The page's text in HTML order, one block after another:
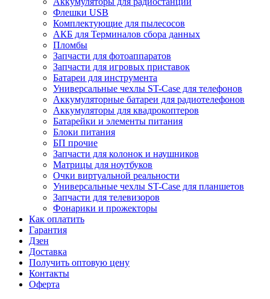
Флешки USB
Комплектующие для пылесосов
АКБ для Терминалов сбора данных
Пломбы
Запчасти для фотоаппаратов
Запчасти для игровых приставок
Батареи для инструмента
Универсальные чехлы ST-Case для телефонов
Аккумуляторные батареи для радиотелефонов
Аккумуляторы для квадрокоптеров
Батарейки и элементы питания
Блоки питания
БП прочие
Запчасти для колонок и наушников
Матрицы для ноутбуков
Очки виртуальной реальности
Универсальные чехлы ST-Case для планшетов
Запчасти для телевизоров
Фонарики и прожекторы
Как оплатить
Гарантия
Дзен
Доставка
Получить оптовую цену
Контакты
Оферта